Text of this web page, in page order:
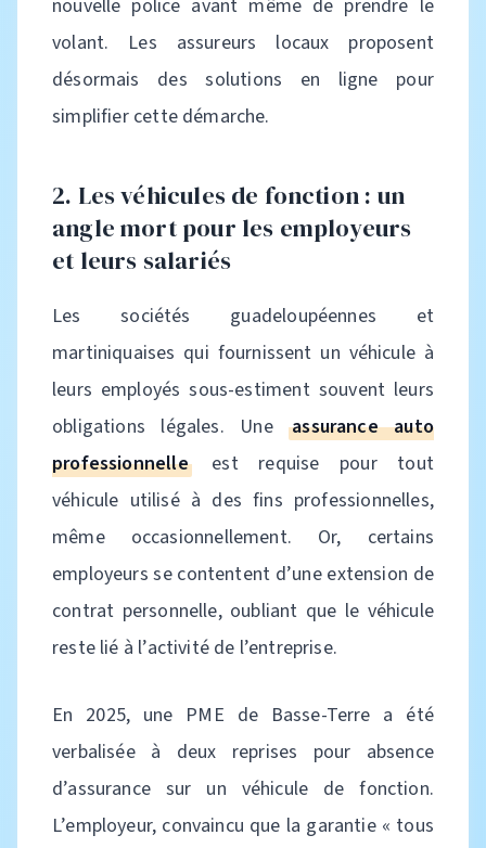
nouvelle police avant même de prendre le
volant. Les assureurs locaux proposent
désormais des solutions en ligne pour
simplifier cette démarche.
2. Les véhicules de fonction : un
angle mort pour les employeurs
et leurs salariés
Les sociétés guadeloupéennes et
martiniquaises qui fournissent un véhicule à
leurs employés sous-estiment souvent leurs
obligations légales. Uneassurance auto
professionnelleest requise pour tout
véhicule utilisé à des fins professionnelles,
même occasionnellement. Or, certains
employeurs se contentent d’une extension de
contrat personnelle, oubliant que le véhicule
reste lié à l’activité de l’entreprise.
En 2025, une PME de Basse-Terre a été
verbalisée à deux reprises pour absence
d’assurance sur un véhicule de fonction.
L’employeur, convaincu que la garantie « tous